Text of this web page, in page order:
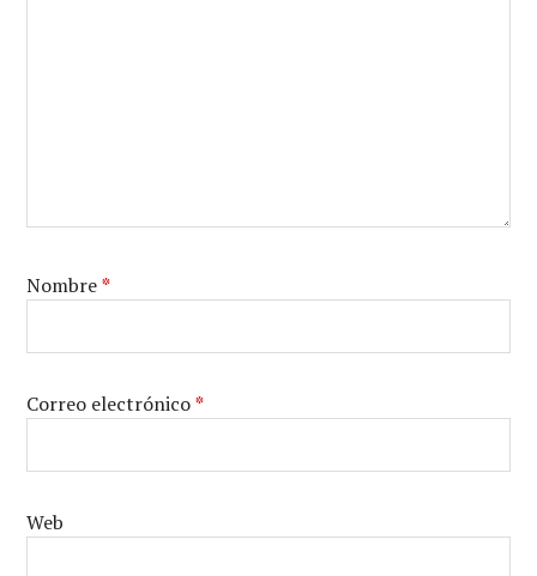
Nombre*
Correo electrónico*
Web